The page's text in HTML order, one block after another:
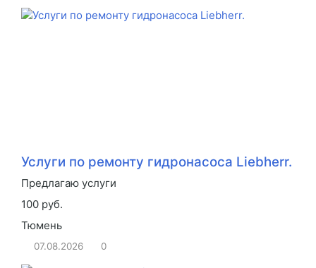
Услуги по ремонту гидронасоса Liebherr.
Предлагаю услуги
100 руб.
Тюмень
07.08.2026 0